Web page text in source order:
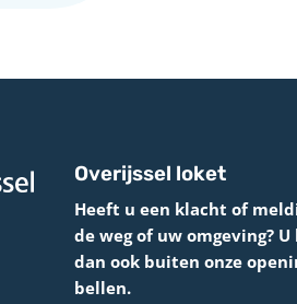
Overijssel loket
Heeft u een klacht of
de weg of uw omgeving?
dan ook buiten onze
bellen.